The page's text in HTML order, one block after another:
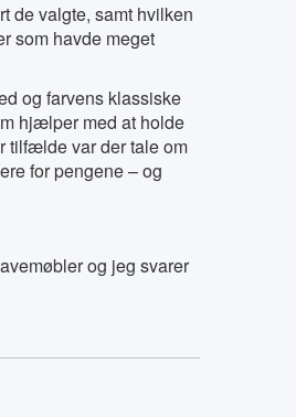
de valgte, samt hvilken
som havde meget
og farvens klassiske
hjælper med at holde
tilfælde var der tale om
for pengene – og
og jeg svarer